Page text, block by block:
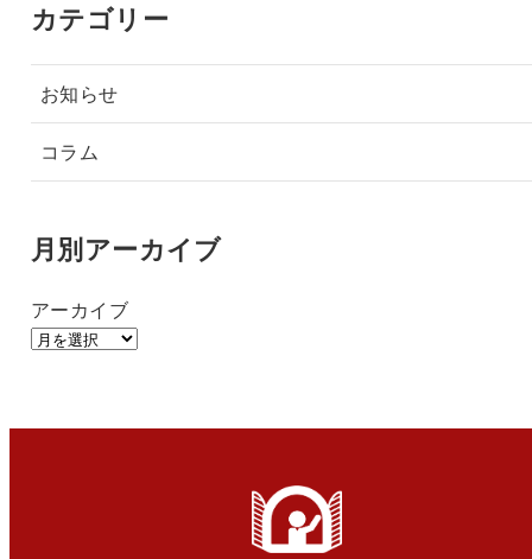
カテゴリー
お知らせ
コラム
月別アーカイブ
アーカイブ